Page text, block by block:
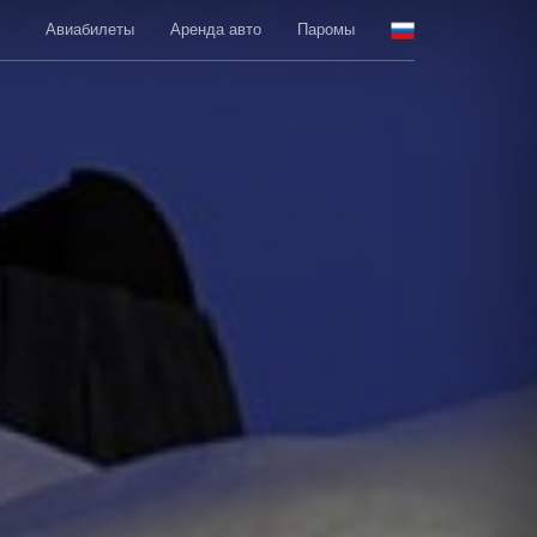
Авиабилеты Аренда авто Паромы